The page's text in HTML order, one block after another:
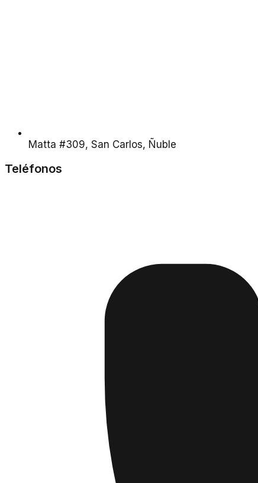
Matta #309, San Carlos, Ñuble
Teléfonos